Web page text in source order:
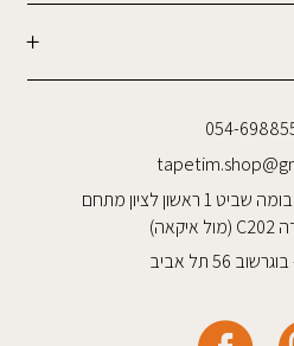
054-
סניף ראשל"צ - אברהם בומה שביט 1 ראשון לציון מתחם
56 תל אביב